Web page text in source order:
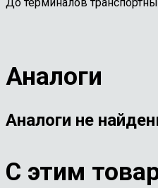
Аналоги
Аналоги не
С этим